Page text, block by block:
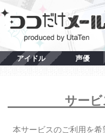
アイドル 声優
サー
本サービスのご利用を希